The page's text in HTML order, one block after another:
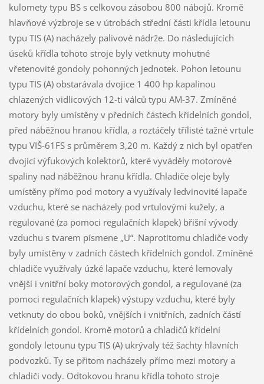
kulomety typu BS s celkovou zásobou 800 nábojů. Kromě
hlavňové výzbroje se v útrobách střední části křídla letounu
typu TIS (A) nacházely palivové nádrže. Do následujících
úseků křídla tohoto stroje byly vetknuty mohutné
vřetenovité gondoly pohonných jednotek. Pohon letounu
typu TIS (A) obstarávala dvojice 1 400 hp kapalinou
chlazených vidlicových 12-ti válců typu AM-37. Zmíněné
motory byly umístěny v předních částech křídelních gondol,
před náběžnou hranou křídla, a roztáčely třílisté tažné vrtule
typu VIŠ-61FS s průměrem 3,20 m. Každý z nich byl opatřen
dvojicí výfukových kolektorů, které vyváděly motorové
spaliny nad náběžnou hranu křídla. Chladiče oleje byly
umístěny přímo pod motory a využívaly ledvinovité lapače
vzduchu, které se nacházely pod vrtulovými kužely, a
regulované (za pomoci regulačních klapek) břišní vývody
vzduchu s tvarem písmene „U“. Naprotitomu chladiče vody
byly umístěny v zadních částech křídelních gondol. Zmíněné
chladiče využívaly úzké lapače vzduchu, které lemovaly
vnější i vnitřní boky motorových gondol, a regulované (za
pomoci regulačních klapek) výstupy vzduchu, které byly
vetknuty do obou boků, vnějších i vnitřních, zadních částí
křídelních gondol. Kromě motorů a chladičů křídelní
gondoly letounu typu TIS (A) ukrývaly též šachty hlavních
podvozků. Ty se přitom nacházely přímo mezi motory a
chladiči vody. Odtokovou hranu křídla tohoto stroje